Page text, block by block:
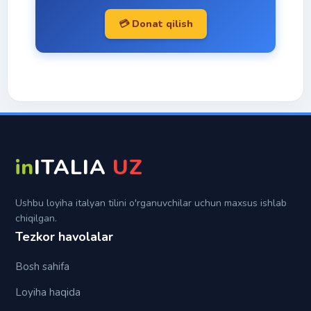
Trapassato prossimo
Trapassato remoto
Su
Italyan imo-ishoralari
Topiklar
💳 Donat qilish
inITALIA UZ
Ushbu loyiha italyan tilini o'rganuvchilar uchun maxsus ishlab
chiqilgan.
Tezkor havolalar
Bosh sahifa
Loyiha haqida